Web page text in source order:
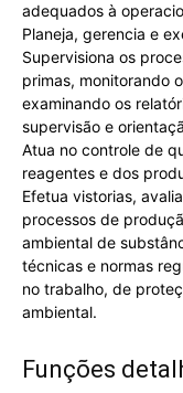
adequados à
Planeja, gerencia e
Supervisiona os
primas, monitorando
examinando os
supervisão e
Atua no controle de
reagentes e dos
Efetua vistorias,
processos de
ambiental de
técnicas e normas
no trabalho, de
ambiental.
Funções